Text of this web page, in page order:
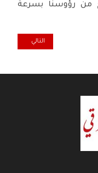
من رؤوسنا بسرعة
معاداة السامية ومناصرتها
المقال التالي:
التالي